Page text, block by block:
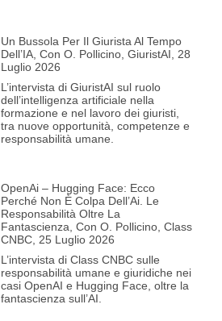
Un Bussola Per Il Giurista Al Tempo
Dell’IA, Con O. Pollicino, GiuristAI, 28
Luglio 2026
L’intervista di GiuristAI sul ruolo
dell’intelligenza artificiale nella
formazione e nel lavoro dei giuristi,
tra nuove opportunità, competenze e
responsabilità umane.
OpenAi – Hugging Face: Ecco
Perché Non È Colpa Dell’Ai. Le
Responsabilità Oltre La
Fantascienza, Con O. Pollicino, Class
CNBC, 25 Luglio 2026
L’intervista di Class CNBC sulle
responsabilità umane e giuridiche nei
casi OpenAI e Hugging Face, oltre la
fantascienza sull’AI.